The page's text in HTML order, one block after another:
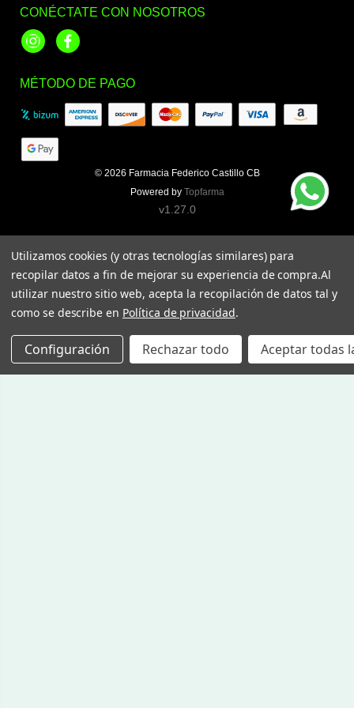
CONÉCTATE CON NOSOTROS
InstagramFacebook
MÉTODO DE PAGO
© 2026 Farmacia Federico Castillo CB
Powered by Topfarma
v1.27.0
Utilizamos cookies (y otras tecnologías similares) para
recopilar datos a fin de mejorar su experiencia de compra.Al
utilizar nuestro sitio web, acepta la recopilación de datos tal y
como se describe en Política de privacidad.
Configuración Rechazar todo Aceptar todas